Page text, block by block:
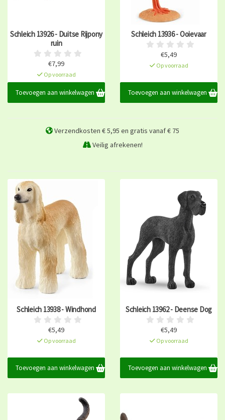
Schleich 13926 - Duitse Rijpony
ruin
€7,99
Op voorraad
Toevoegen aan winkelwagen
Schleich 13936 - Ooievaar
€5,49
Op voorraad
Toevoegen aan winkelwagen
Verzendkosten € 5,95 en gratis vanaf € 75
Veilig afrekenen!
Schleich 13938 - Windhond
€5,49
Op voorraad
Toevoegen aan winkelwagen
Schleich 13962 - Deense Dog
€5,49
Op voorraad
Toevoegen aan winkelwagen